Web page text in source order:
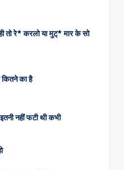
तो रे* करलो या मुट्* मार के सो
का है
नहीं फटी थी कभी